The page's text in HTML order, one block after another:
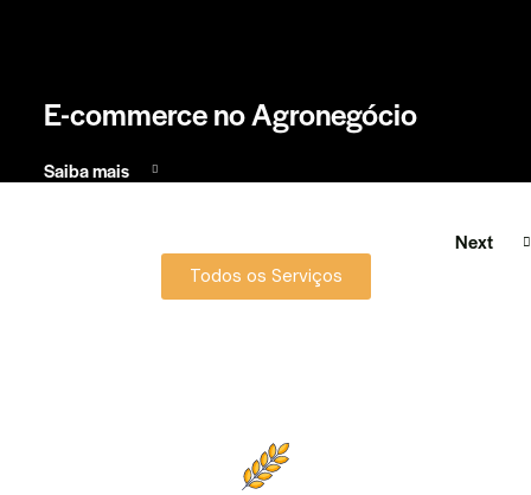
E-commerce no Agronegócio
Saiba mais
Next
Todos os Serviços